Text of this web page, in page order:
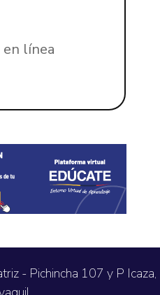
línea
- Pichincha 107 y P Icaza,